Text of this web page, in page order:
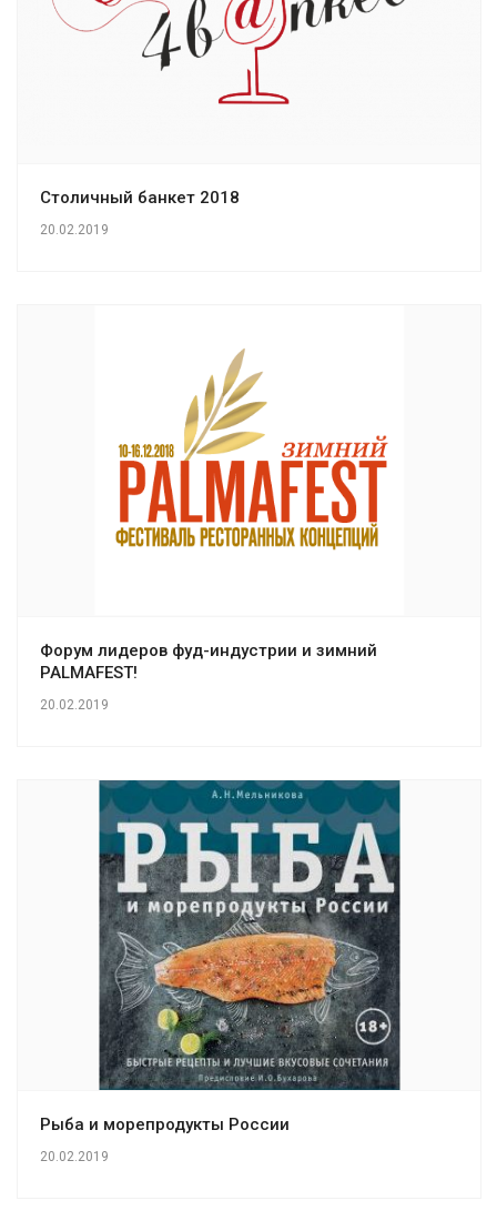
Столичный банкет 2018
20.02.2019
Форум лидеров фуд-индустрии и зимний
PALMAFEST!
20.02.2019
Рыба и морепродукты России
20.02.2019